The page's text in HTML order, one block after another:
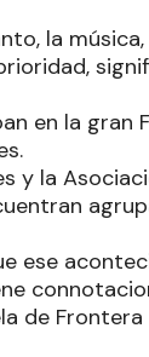
la música,
en la gran
y la
ese
de Frontera